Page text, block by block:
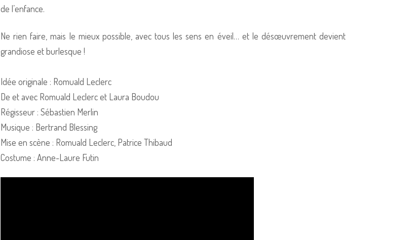
de l’enfance.
Ne rien faire, mais le mieux possible, avec tous les sens en éveil… et le désœuvrement devient
grandiose et burlesque !
Idée originale : Romuald Leclerc
De et avec Romuald Leclerc et Laura Boudou
Régisseur : Sébastien Merlin
Musique : Bertrand Blessing
Mise en scène : Romuald Leclerc, Patrice Thibaud
Costume : Anne-Laure Futin